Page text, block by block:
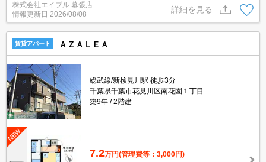
ラ設置。エイブル女子割で仲介手数料家賃の0.55ヶ月分より10％Ｏ
ＦＦ。
株式会社エイブル 幕張店
情報更新日 2026/08/08
詳細を見る
賃貸アパート ＡＺＡＬＥＡ
総武線/新検見川駅 徒歩3分
千葉県千葉市花見川区南花園１丁目
築9年
2階建
7.2万円(管理費等：3,000円)